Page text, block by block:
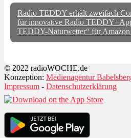
Radio TEDDY erhält zweifach
für innovative Radio
TEDDY-Naturwetter“ für
© 2022 radioWOCHE.de
Konzeption: Medienagentur
Impressum - Datenschutzerklärung